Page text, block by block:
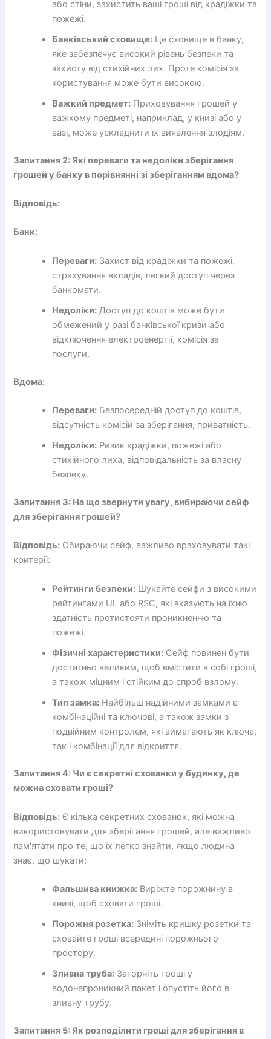
або стіни, захистить ваші гроші від крадіжки та
пожежі.
Банківський сховище: Це сховище в банку,
яке забезпечує високий рівень безпеки та
захисту від стихійних лих. Проте комісія за
користування може бути високою.
Важкий предмет: Приховування грошей у
важкому предметі, наприклад, у книзі або у
вазі, може ускладнити їх виявлення злодіям.
Запитання 2: Які переваги та недоліки зберігання
грошей у банку в порівнянні зі зберіганням вдома?
Відповідь:
Банк:
Переваги: Захист від крадіжки та пожежі,
страхування вкладів, легкий доступ через
банкомати.
Недоліки: Доступ до коштів може бути
обмежений у разі банківської кризи або
відключення електроенергії, комісія за
послуги.
Вдома:
Переваги: Безпосередній доступ до коштів,
відсутність комісій за зберігання, приватність.
Недоліки: Ризик крадіжки, пожежі або
стихійного лиха, відповідальність за власну
безпеку.
Запитання 3: На що звернути увагу, вибираючи сейф
для зберігання грошей?
Відповідь: Обираючи сейф, важливо враховувати такі
критерії:
Рейтинги безпеки: Шукайте сейфи з високими
рейтингами UL або RSC, які вказують на їхню
здатність протистояти проникненню та
пожежі.
Фізичні характеристики: Сейф повинен бути
достатньо великим, щоб вмістити в собі гроші,
а також міцним і стійким до спроб взлому.
Тип замка: Найбільш надійними замками є
комбінаційні та ключові, а також замки з
подвійним контролем, які вимагають як ключа,
так і комбінації для відкриття.
Запитання 4: Чи є секретні схованки у будинку, де
можна сховати гроші?
Відповідь: Є кілька секретних схованок, які можна
використовувати для зберігання грошей, але важливо
пам'ятати про те, що їх легко знайти, якщо людина
знає, що шукати:
Фальшива книжка: Виріжте порожнину в
книзі, щоб сховати гроші.
Порожня розетка: Зніміть кришку розетки та
сховайте гроші всередині порожнього
простору.
Зливна труба: Загорніть гроші у
водонепроникний пакет і опустіть його в
зливну трубу.
Запитання 5: Як розподілити гроші для зберігання в